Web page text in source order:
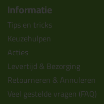
Informatie
Tips en tricks
Keuzehulpen
Acties
Levertijd & Bezorging
Retourneren & Annuleren
Veel gestelde vragen (FAQ)